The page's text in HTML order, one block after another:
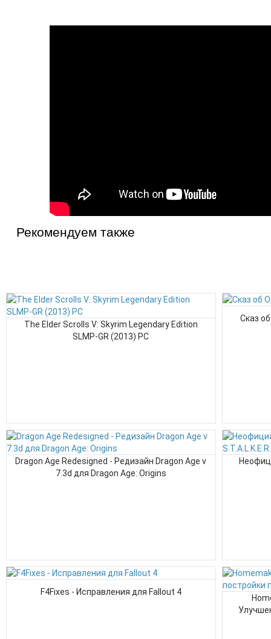
Рекомендуем также
The Elder Scrolls V: Skyrim Legendary Edition
SLMP-GR (2013) PC
Сказ
Dragon Age Redesigned - Редизайн Dragon Age v
7.3d для Dragon Age: Origins
F4Fixes - Исправления для Fallout 4